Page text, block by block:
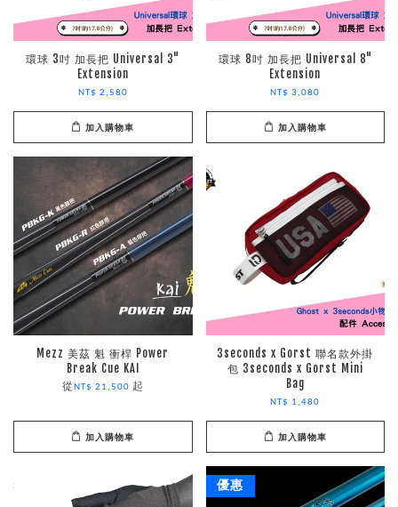
環球 3吋 加長把 Universal 3"
Extension
NT$ 2,580
加入購物車
環球 8吋 加長把 Universal 8"
Extension
NT$ 3,080
加入購物車
Mezz 美茲 魁 衝桿 Power
Break Cue KAI
從 NT$ 21,500 起
加入購物車
3seconds x Gorst 聯名款外掛
包 3seconds x Gorst Mini
Bag
NT$ 1,480
加入購物車
優惠